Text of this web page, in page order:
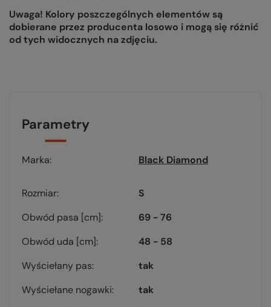
Uwaga! Kolory poszczególnych elementów są
dobierane przez producenta losowo i mogą się różnić
od tych widocznych na zdjęciu.
Parametry
Marka Black Diamond
Rozmiar
S
Obwód pasa [cm]
69 - 76
Obwód uda [cm]
48 - 58
Wyściełany pas
tak
Wyściełane nogawki
tak